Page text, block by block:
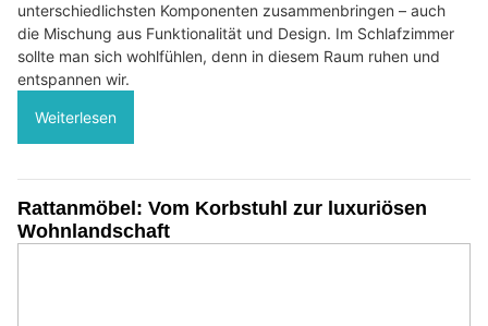
unterschiedlichsten Komponenten zusammenbringen – auch
die Mischung aus Funktionalität und Design. Im Schlafzimmer
sollte man sich wohlfühlen, denn in diesem Raum ruhen und
entspannen wir.
Weiterlesen
Rattanmöbel: Vom Korbstuhl zur luxuriösen
Wohnlandschaft